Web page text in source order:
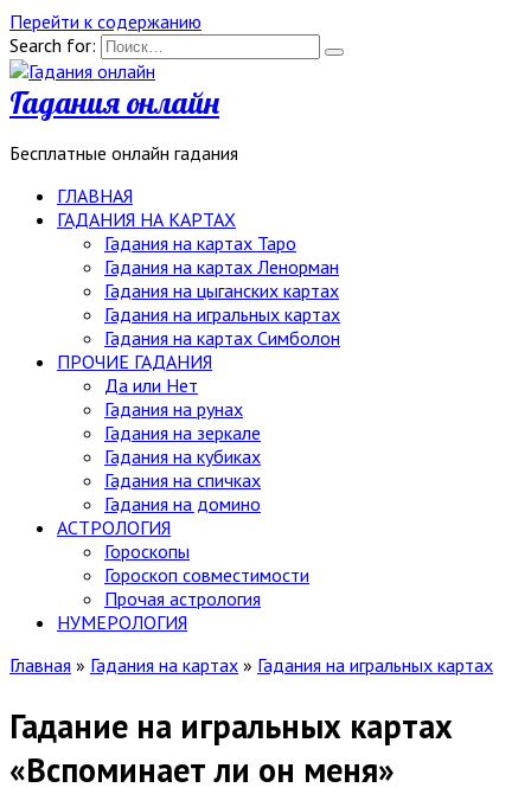
Перейти к содержанию
Search for:
Гадания онлайн
Бесплатные онлайн гадания
ГЛАВНАЯ
ГАДАНИЯ НА КАРТАХ
Гадания на картах Таро
Гадания на картах Ленорман
Гадания на цыганских картах
Гадания на игральных картах
Гадания на картах Симболон
ПРОЧИЕ ГАДАНИЯ
Да или Нет
Гадания на рунах
Гадания на зеркале
Гадания на кубиках
Гадания на спичках
Гадания на домино
АСТРОЛОГИЯ
Гороскопы
Гороскоп cовместимости
Прочая астрология
НУМЕРОЛОГИЯ
Главная » Гадания на картах » Гадания на игральных картах
Гадание на игральных картах
«Вспоминает ли он меня»